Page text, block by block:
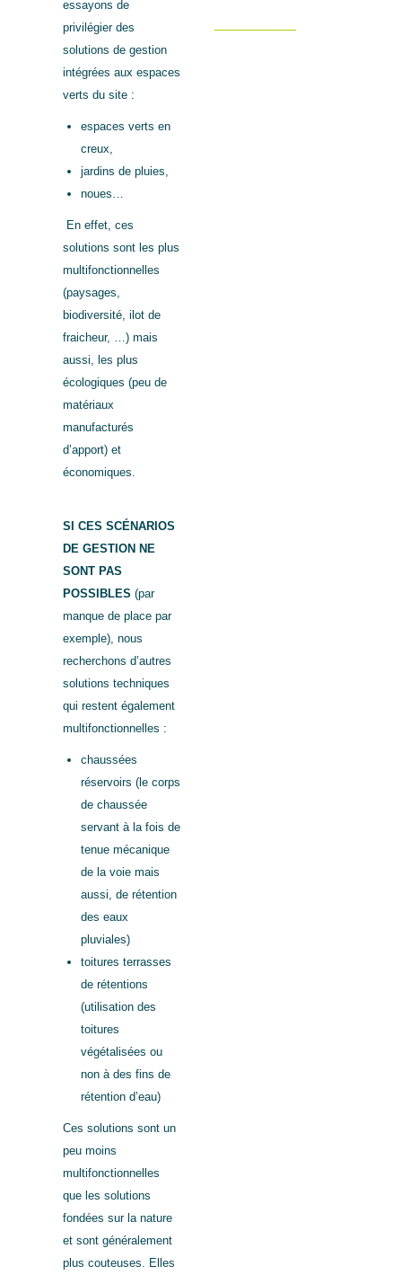
essayons de
privilégier des
solutions de gestion
intégrées aux espaces
verts du site :
espaces verts en
creux,
jardins de pluies,
noues…
En effet, ces
solutions sont les plus
multifonctionnelles
(paysages,
biodiversité, ilot de
fraicheur, …) mais
aussi, les plus
écologiques (peu de
matériaux
manufacturés
d’apport) et
économiques.
SI CES SCÉNARIOS
DE GESTION NE
SONT PAS
POSSIBLES (par
manque de place par
exemple), nous
recherchons d’autres
solutions techniques
qui restent également
multifonctionnelles :
chaussées
réservoirs (le corps
de chaussée
servant à la fois de
tenue mécanique
de la voie mais
aussi, de rétention
des eaux
pluviales)
toitures terrasses
de rétentions
(utilisation des
toitures
végétalisées ou
non à des fins de
rétention d’eau)
Ces solutions sont un
peu moins
multifonctionnelles
que les solutions
fondées sur la nature
et sont généralement
plus couteuses. Elles